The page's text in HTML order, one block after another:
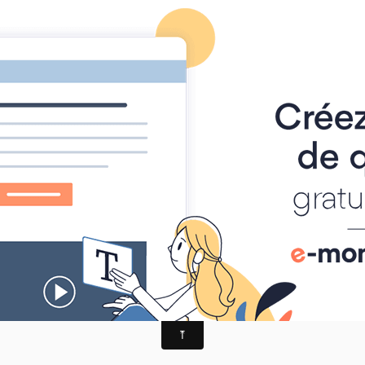
TRAIL
AGENDA MANIFESTATIONS